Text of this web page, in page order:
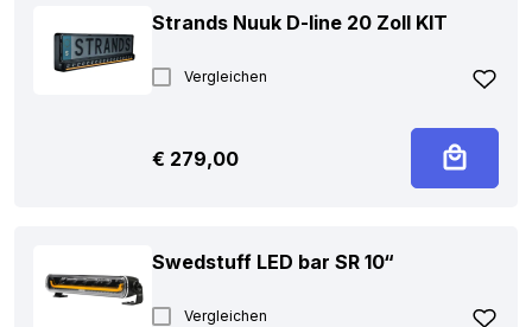
Strands Nuuk D-line 20 Zoll KIT
Vergleichen
€ 279,00
Swedstuff LED bar SR 10“
Vergleichen